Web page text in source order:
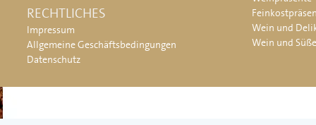
RECHTLICHES
Impressum
Allgemeine Geschäftsbedingungen
Datenschutz
Wein und
Wein und